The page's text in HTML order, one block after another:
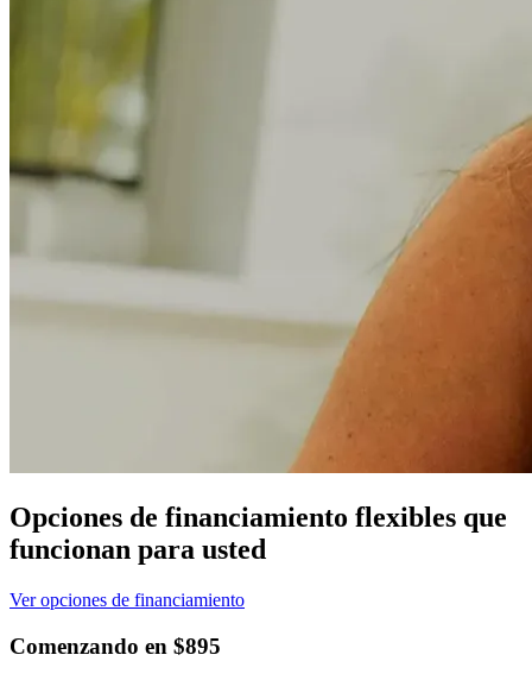
Opciones de financiamiento flexibles que
funcionan para usted
Ver opciones de financiamiento
Comenzando en $895